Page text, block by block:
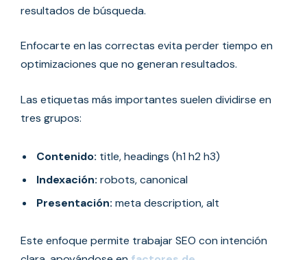
resultados de búsqueda.
Enfocarte en las correctas evita perder tiempo en
optimizaciones que no generan resultados.
Las etiquetas más importantes suelen dividirse en
tres grupos:
Contenido: title, headings (h1 h2 h3)
Indexación: robots, canonical
Presentación: meta description, alt
Este enfoque permite trabajar SEO con intención